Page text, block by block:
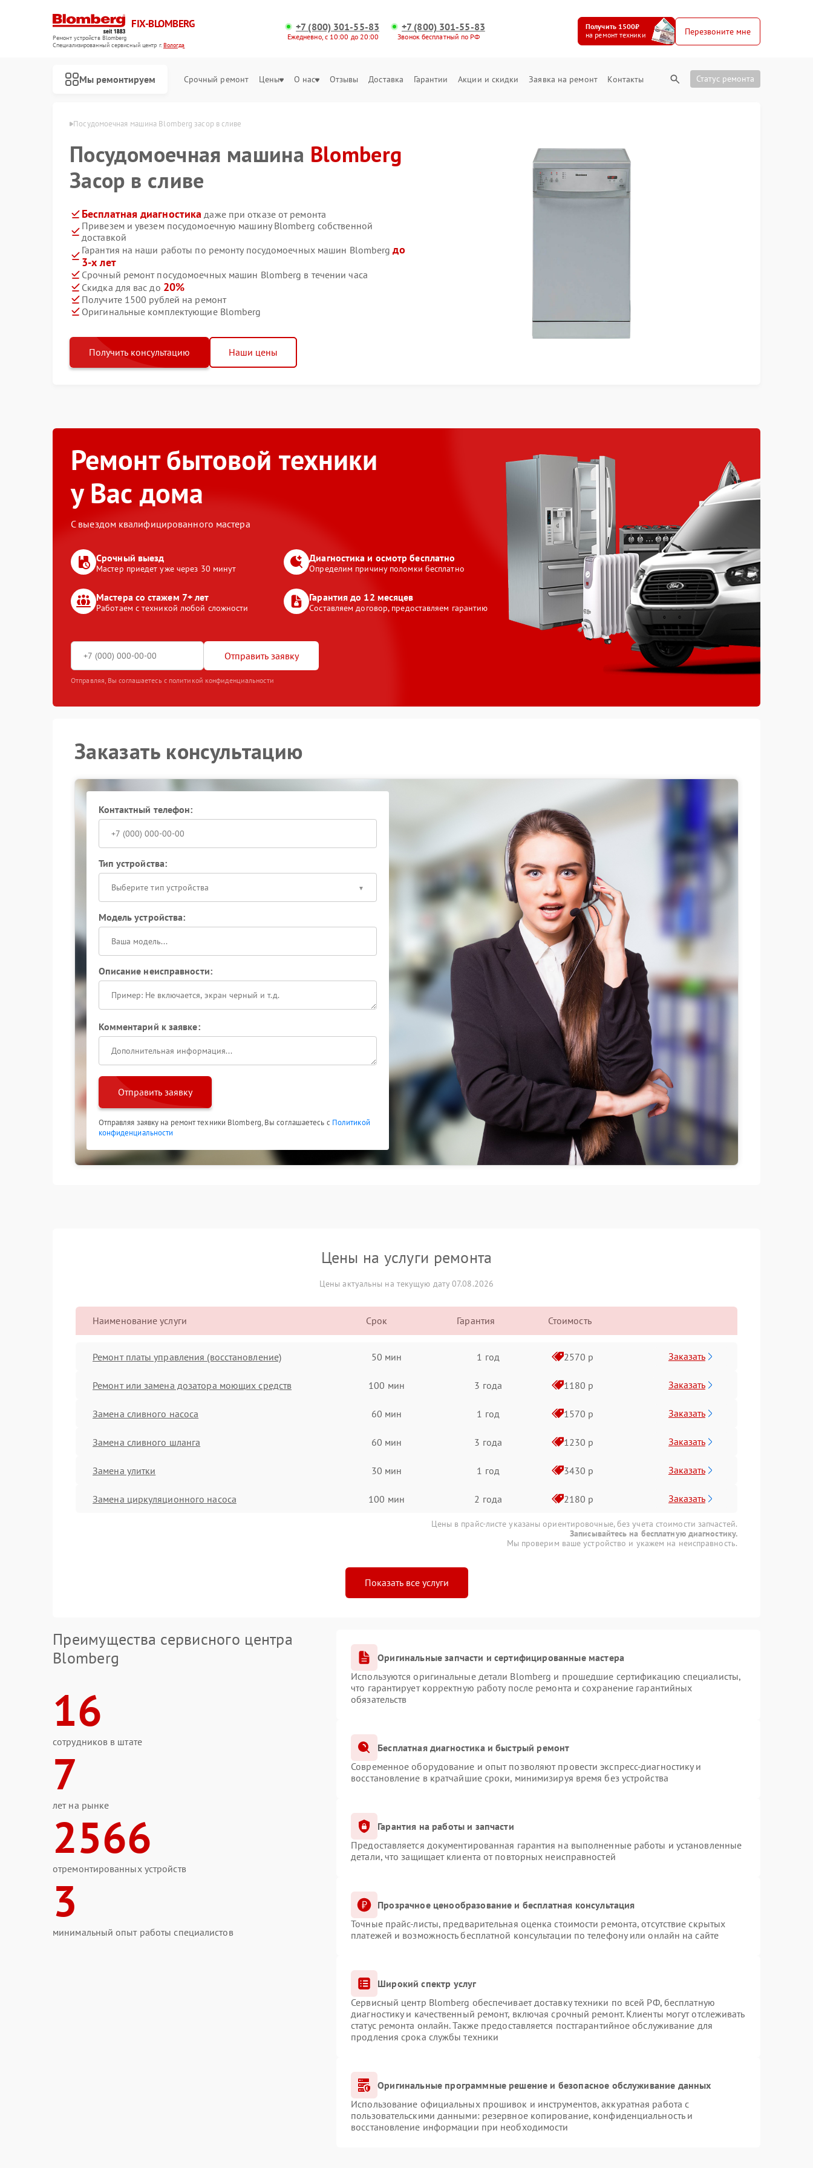
FIX-BLOMBERG
Ремонт устройств Blomberg
Специализированный cервисный центр г.Вологда
+7 (800) 301-55-83
Ежедневно, с 10:00 до 20:00
+7 (800) 301-55-83
Звонок бесплатный по РФ
Получить 1500₽
на ремонт техники
Перезвоните мне
Мы ремонтируем Срочный ремонт Цены О нас Отзывы Доставка Гарантии Акции и скидки Заявка на ремонт Контакты Статус ремонта
в Вологде Посудомоечная машина Blomberg засор в сливе
Посудомоечная машина Blomberg
Засор в сливе
Бесплатная диагностика даже при отказе от ремонта
Привезем и увезем посудомоечную машину Blomberg собственной
доставкой
Гарантия на наши работы по ремонту посудомоечных машин Blombergдо
3-х лет
Срочный ремонт посудомоечных машин Blomberg в течении часа
Скидка для вас до 20%
Получите 1500 рублей на ремонт
Оригинальные комплектующие Blomberg
Получить консультацию Наши цены
Ремонт бытовой техники
у Вас дома
С выездом квалифицированного мастера
Срочный выезд
Мастер приедет уже через 30 минут
Диагностика и осмотр бесплатно
Определим причину поломки бесплатно
Мастера со стажем 7+ лет
Работаем с техникой любой сложности
Гарантия до 12 месяцев
Составляем договор, предоставляем гарантию
Отправить заявку
Отправляя, Вы соглашаетесь с политикой конфиденциальности
Заказать консультацию
Контактный телефон:
Тип устройства:
Выберите тип устройства
Модель устройства:
Описание неисправности:
Комментарий к заявке:
Отправить заявку
Отправляя заявку на ремонт техники Blomberg, Вы соглашаетесь с Политикой
конфиденциальности
Цены на услуги ремонта
Цены актуальны на текущую дату 07.08.2026
Наименование услуги Срок Гарантия Стоимость
Ремонт платы управления (восстановление) 50 мин 1 год 2570 р Заказать
Ремонт или замена дозатора моющих средств 100 мин 3 года 1180 р Заказать
Замена сливного насоса 60 мин 1 год 1570 р Заказать
Замена сливного шланга 60 мин 3 года 1230 р Заказать
Замена улитки 30 мин 1 год 3430 р Заказать
Замена циркуляционного насоса 100 мин 2 года 2180 р Заказать
Цены в прайс-листе указаны ориентировочные, без учета стоимости запчастей.
Записывайтесь на бесплатную диагностику.
Мы проверим ваше устройство и укажем на неисправность.
Показать все услуги
Преимущества сервисного центра
Blomberg
16
сотрудников в штате
7
лет на рынке
2566
отремонтированных устройств
3
минимальный опыт работы специалистов
Оригинальные запчасти и сертифицированные мастера
Используются оригинальные детали Blomberg и прошедшие сертификацию специалисты,
что гарантирует корректную работу после ремонта и сохранение гарантийных
обязательств
Бесплатная диагностика и быстрый ремонт
Современное оборудование и опыт позволяют провести экспресс-диагностику и
восстановление в кратчайшие сроки, минимизируя время без устройства
Гарантия на работы и запчасти
Предоставляется документированная гарантия на выполненные работы и установленные
детали, что защищает клиента от повторных неисправностей
Прозрачное ценообразование и бесплатная консультация
Точные прайс-листы, предварительная оценка стоимости ремонта, отсутствие скрытых
платежей и возможность бесплатной консультации по телефону или онлайн на сайте
Широкий спектр услуг
Сервисный центр Blomberg обеспечивает доставку техники по всей РФ, бесплатную
диагностику и качественный ремонт, включая срочный ремонт. Клиенты могут отслеживать
статус ремонта онлайн. Также предоставляется постгарантийное обслуживание для
продления срока службы техники
Оригинальные программные решение и безопасное обслуживание данных
Использование официальных прошивок и инструментов, аккуратная работа с
пользовательскими данными: резервное копирование, конфиденциальность и
восстановление информации при необходимости